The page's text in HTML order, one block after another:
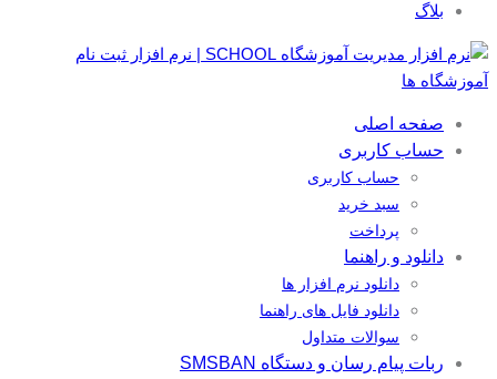
بلاگ
صفحه اصلی
حساب کاربری
حساب کاربری
سبد خرید
پرداخت
دانلود و راهنما
دانلود نرم افزار ها
دانلود فایل های راهنما
سوالات متداول
ربات پیام رسان و دستگاه SMSBAN